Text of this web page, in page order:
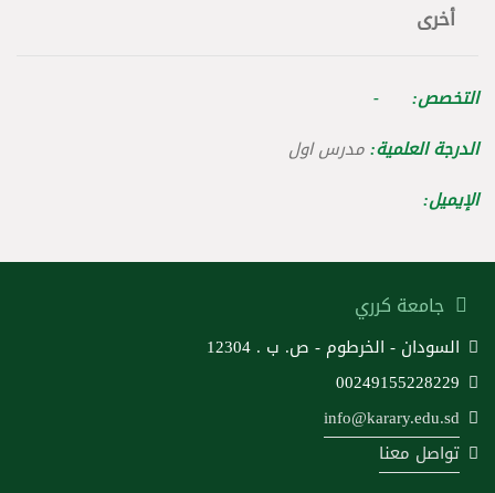
أخرى
التخصص: -
الدرجة العلمية:مدرس اول
الإيميل:
جامعة كرري
السودان - الخرطوم - ص. ب . 12304
00249155228229
info@karary.edu.sd
تواصل معنا